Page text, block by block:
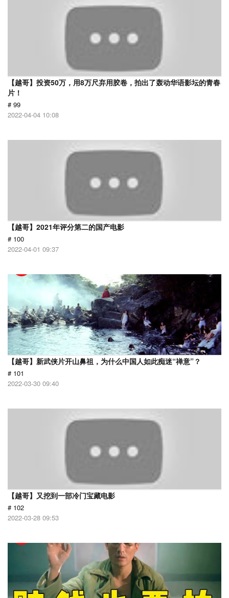
【越哥】投资50万，用8万尺弃用胶卷，拍出了轰动华语影坛的青春
片！
# 99
2022-04-04 10:08
【越哥】2021年评分第二的国产电影
# 100
2022-04-01 09:37
【越哥】新武侠片开山鼻祖，为什么中国人如此痴迷“禅意”？
# 101
2022-03-30 09:40
【越哥】又挖到一部冷门宝藏电影
# 102
2022-03-28 09:53